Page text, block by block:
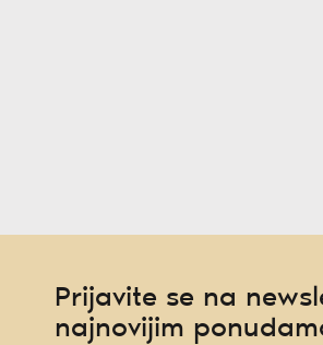
Prijavite se na
najnovijim